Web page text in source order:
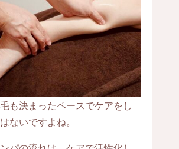
も決まったペースでケアをし
ないですよね。